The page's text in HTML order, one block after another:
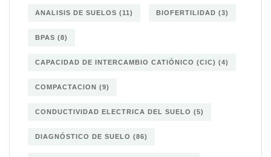
ANALISIS DE SUELOS (11) BIOFERTILIDAD (3)
BPAS (8)
CAPACIDAD DE INTERCAMBIO CATIÓNICO (CIC) (4)
COMPACTACION (9)
CONDUCTIVIDAD ELECTRICA DEL SUELO (5)
DIAGNÓSTICO DE SUELO (86)